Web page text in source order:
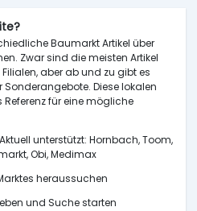
Baumarkt Artikel über
Zwar sind die meisten Artikel
aber ab und zu gibt es
Diese lokalen
für eine mögliche
unterstützt: Hornbach, Toom,
Obi, Medimax
heraussuchen
und Suche starten